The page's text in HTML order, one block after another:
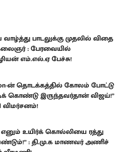
வாழ்த்து பாடலுக்கு முதலில் விதை
: பேரவையில்
எம்.எல்.ஏ பேச்சு!
ன் தொடக்கத்தில் கோலம் போட்டு
கொண்டு இருந்தவர்தான் விஜய்!”
விமர்சனம்!
எனும் உயிர்க் கொல்லியை ரத்து
: தி.மு.க மாணவர் அணிச்